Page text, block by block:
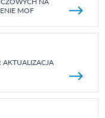
MOF
AKTUALIZACJA